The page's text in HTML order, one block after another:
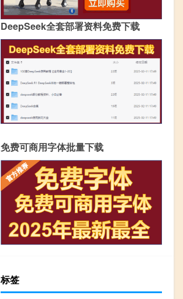
DeepSeek全套部署资料免费下载
免费可商用字体批量下载
标签